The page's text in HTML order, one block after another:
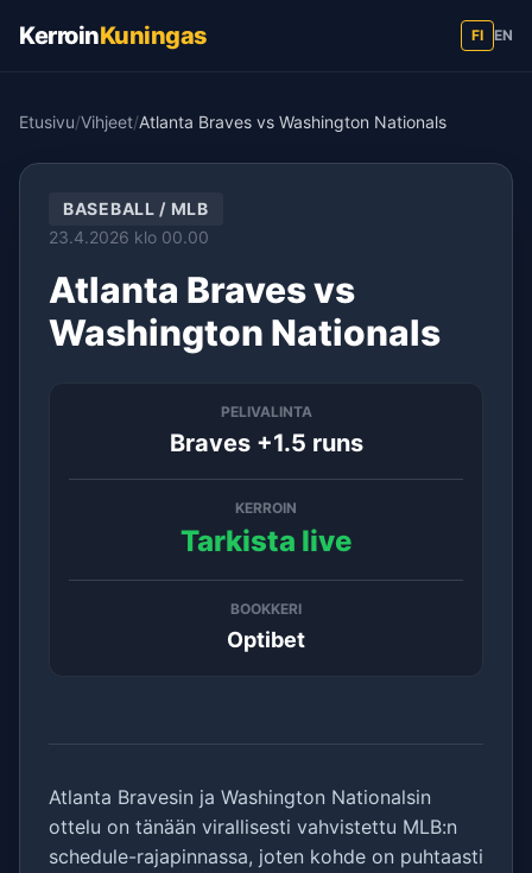
KerroinKuningas FI EN
Etusivu/Vihjeet/Atlanta Braves vs Washington Nationals
BASEBALL / MLB
23.4.2026 klo 00.00
Atlanta Braves vs
Washington Nationals
PELIVALINTA
Braves +1.5 runs
KERROIN
Tarkista live
BOOKKERI
Optibet
Atlanta Bravesin ja Washington Nationalsin
ottelu on tänään virallisesti vahvistettu MLB:n
schedule-rajapinnassa, joten kohde on puhtaasti